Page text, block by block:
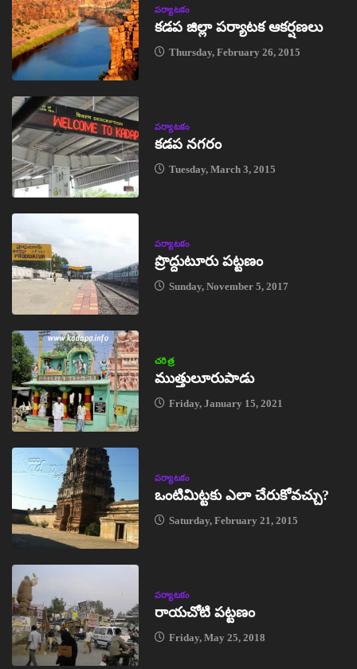
పర్యాటకం
కడప జిల్లా పర్యాటక ఆకర్షణలు
Thursday, February 26, 2015
పర్యాటకం
కడప నగరం
Tuesday, March 3, 2015
పర్యాటకం
ప్రొద్దుటూరు పట్టణం
Sunday, November 5, 2017
చరిత్ర
ముత్తులూరుపాడు
Friday, January 15, 2021
పర్యాటకం
ఒంటిమిట్టకు ఎలా చేరుకోవచ్చు?
Saturday, February 21, 2015
పర్యాటకం
రాయచోటి పట్టణం
Friday, May 25, 2018